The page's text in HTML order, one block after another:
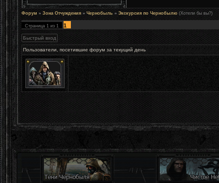
Форум » Зона Отчуждения » Чернобыль » Экскурсия по Чернобылю (Хотели бы вы?)
Страница 1 из 1 1
Пользователи, посетившие форум за текущий день